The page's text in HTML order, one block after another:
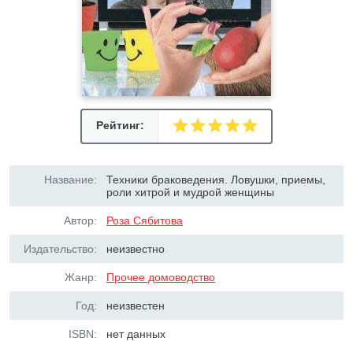
Рейтинг:
Название:
Техники браковедения. Ловушки, приемы,
роли хитрой и мудрой женщины
Автор: Роза Сябитова
Издательство: неизвестно
Жанр: Прочее домоводство
Год: неизвестен
ISBN: нет данных